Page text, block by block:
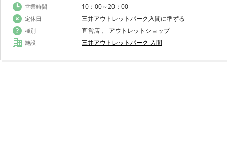
営業時間 10：00～20：00
定休日 三井アウトレットパーク入間に準ずる
種別 直営店 、 アウトレットショップ
施設 三井アウトレットパーク 入間